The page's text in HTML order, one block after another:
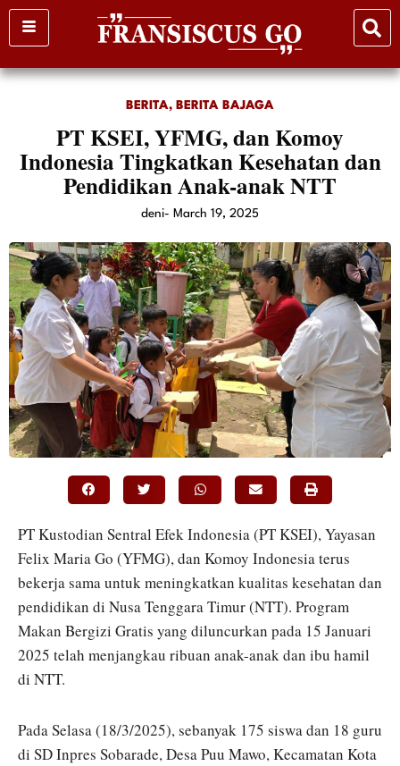
Skip
to
BERITA, BERITA BAJAGA
PT KSEI, YFMG, dan Komoy
Indonesia Tingkatkan Kesehatan dan
Pendidikan Anak-anak NTT
deni- March 19, 2025
PT Kustodian Sentral Efek Indonesia (PT KSEI), Yayasan
Felix Maria Go (YFMG), dan Komoy Indonesia terus
bekerja sama untuk meningkatkan kualitas kesehatan dan
pendidikan di Nusa Tenggara Timur (NTT). Program
Makan Bergizi Gratis yang diluncurkan pada 15 Januari
2025 telah menjangkau ribuan anak-anak dan ibu hamil
di NTT.
Pada Selasa (18/3/2025), sebanyak 175 siswa dan 18 guru
di SD Inpres Sobarade, Desa Puu Mawo, Kecamatan Kota